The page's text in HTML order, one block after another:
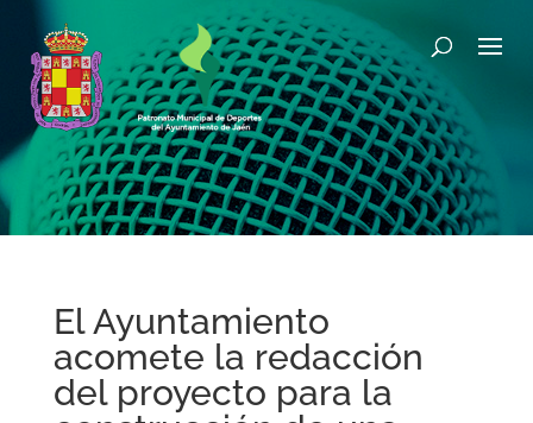
El Ayuntamiento
acomete la redacción
del proyecto para la